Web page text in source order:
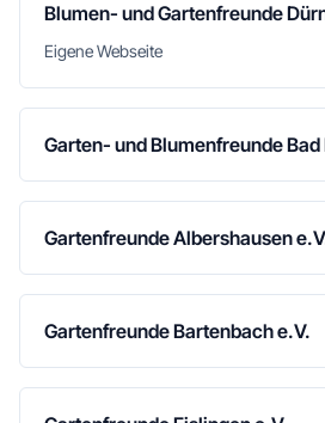
Blumen- und Gartenfreunde
Eigene Webseite
Garten- und Blumenfreunde Bad
Gartenfreunde Albershausen
Gartenfreunde Bartenbach e.V.